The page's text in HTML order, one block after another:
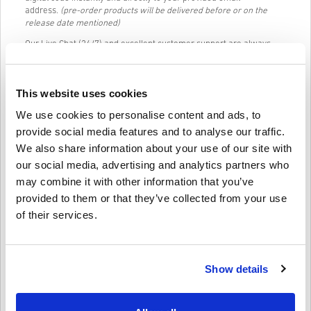
This website uses cookies
We use cookies to personalise content and ads, to
provide social media features and to analyse our traffic.
We also share information about your use of our site with
our social media, advertising and analytics partners who
may combine it with other information that you’ve
provided to them or that they’ve collected from your use
of their services.
Show details
address. (pre-order products will be delivered before or on the
release date mentioned)
Our Live Chat (24/7) and excellent customer support are always
Our Easy to follow 3-step purchase system contains no annoying
a valid payment method, thus making the process of buying ITUNES
GIFT CARD 20 EUR for PC from livecards.net quick and easy.
Jak to funguje na Livecards.net
Nový na Livecards.net? Nákup digitálních kódů je rychlý a
jednoduchý:
Zřeknutí se odpovědnosti
budou dodány okamžitě, čekající na bezpečnostní kontroly.
• Nákupy považované za komerční použití nebudou